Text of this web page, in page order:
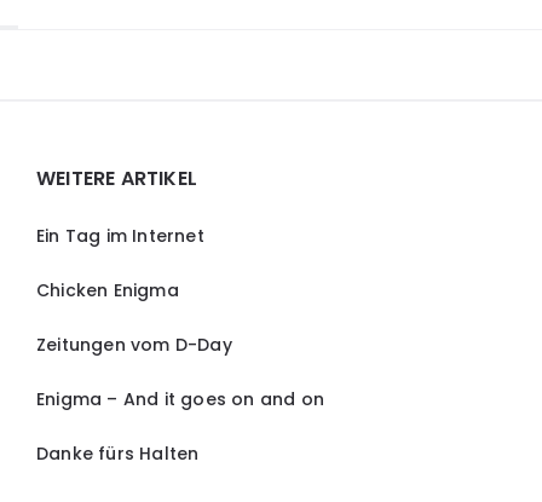
WEITERE ARTIKEL
Ein Tag im Internet
Chicken Enigma
Zeitungen vom D-Day
Enigma – And it goes on and on
Danke fürs Halten